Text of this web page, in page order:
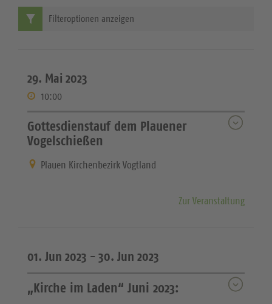
29. Mai 2023
10:00
Gottesdienstauf dem Plauener
Vogelschießen
Plauen Kirchenbezirk Vogtland
Zur Veranstaltung
01. Jun 2023 - 30. Jun 2023
„Kirche im Laden“ Juni 2023:
Filteroptionen anzeigen